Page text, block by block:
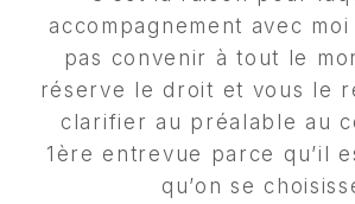
accompagnement avec
pas convenir à tout le
réserve le droit et vous le
clarifier au préalable au
1ère entrevue parce qu’il
qu’on se